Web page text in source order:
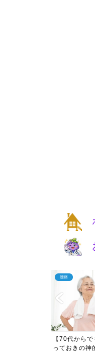
腰痛
【70代から
っておきの神